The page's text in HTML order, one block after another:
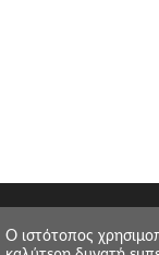
O ιστότοπος